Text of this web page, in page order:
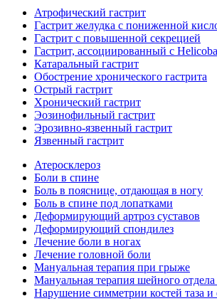
Атрофический гастрит
Гастрит желудка с пониженной
Гастрит с повышенной секрецией
Гастрит, ассоциированный с
Катаральный гастрит
Обострение хронического гастрита
Острый гастрит
Хронический гастрит
Эозинофильный гастрит
Эрозивно-язвенный гастрит
Язвенный гастрит
Атеросклероз
Боли в спине
Боль в пояснице, отдающая в ногу
Боль в спине под лопатками
Деформирующий артроз суставов
Деформирующий спондилез
Лечение боли в ногах
Лечение головной боли
Мануальная терапия при грыже
Мануальная терапия шейного
Нарушение симметрии костей таза и